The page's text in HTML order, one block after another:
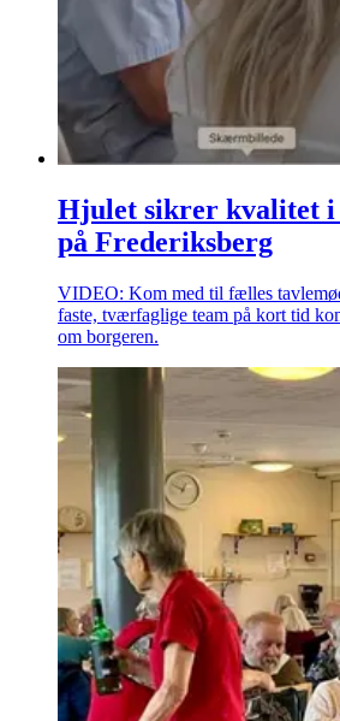
Hjulet sikrer kvalitet i
på Frederiksberg
VIDEO: Kom med til fælles
faste, tværfaglige team på kort tid
om borgeren.